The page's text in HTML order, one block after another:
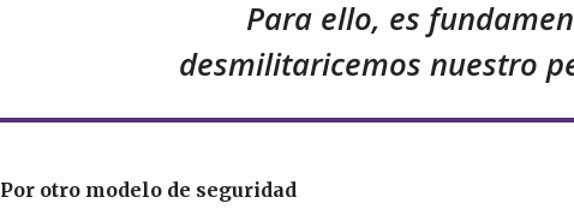
Para ello, es
desmilitaricemos nuestro
Por otro modelo de seguridad